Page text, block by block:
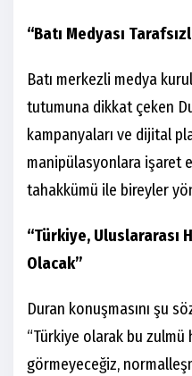
“Batı Medyası
Batı merkezli medya
tutumuna dikkat çeken
kampanyaları ve dijital
manipülasyonlara işaret
tahakkümü ile bireyler
“Türkiye, Uluslararası
Olacak”
Duran konuşmasını şu
“Türkiye olarak bu
görmeyeceğiz,